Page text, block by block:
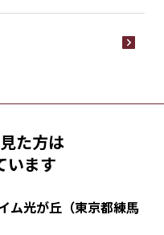
た方は
います
ム光が丘（東京都練馬